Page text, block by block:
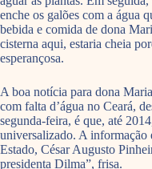
enche os galões com a água
bebida e comida de dona
cisterna aqui, estaria cheia
esperançosa.
A boa notícia para dona
com falta d’água no Ceará,
segunda-feira, é que, até
universalizado. A informação
Estado, César Augusto
presidenta Dilma”, frisa.